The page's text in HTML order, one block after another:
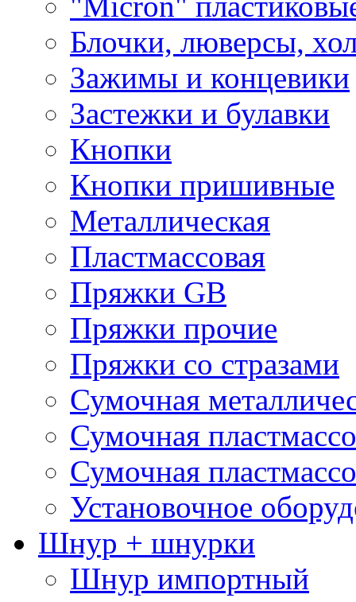
Блочки, люверсы,
Зажимы и концевики
Застежки и булавки
Кнопки
Кнопки пришивные
Металлическая
Пластмассовая
Пряжки GB
Пряжки прочие
Пряжки со стразами
Сумочная
Сумочная
Сумочная
Установочное
Шнур + шнурки
Шнур импортный